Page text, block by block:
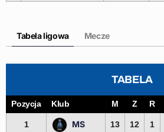
Tabela ligowa Mecze
TABELA
Pozycja Klub M Z R
1
MS
13 12 1